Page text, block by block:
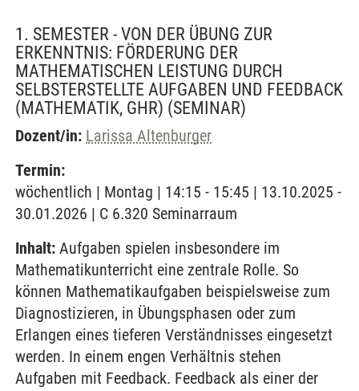
1. SEMESTER - VON DER ÜBUNG ZUR
ERKENNTNIS: FÖRDERUNG DER
MATHEMATISCHEN LEISTUNG DURCH
SELBSTERSTELLTE AUFGABEN UND FEEDBACK
(MATHEMATIK, GHR) (SEMINAR)
Dozent/in: Larissa Altenburger
Termin:
wöchentlich | Montag | 14:15 - 15:45 | 13.10.2025 -
30.01.2026 | C 6.320 Seminarraum
Inhalt: Aufgaben spielen insbesondere im
Mathematikunterricht eine zentrale Rolle. So
können Mathematikaufgaben beispielsweise zum
Diagnostizieren, in Übungsphasen oder zum
Erlangen eines tieferen Verständnisses eingesetzt
werden. In einem engen Verhältnis stehen
Aufgaben mit Feedback. Feedback als einer der